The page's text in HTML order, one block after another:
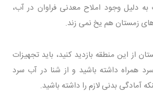
دلیل وجود املاح معدنی فراوان در آب،
زمستان هم یخ نمی زند.
از این منطقه بازدید کنید، باید تجهیزات
همراه داشته باشید و از شنا در آب سرد
آمادگی بدنی لازم را داشته باشید.